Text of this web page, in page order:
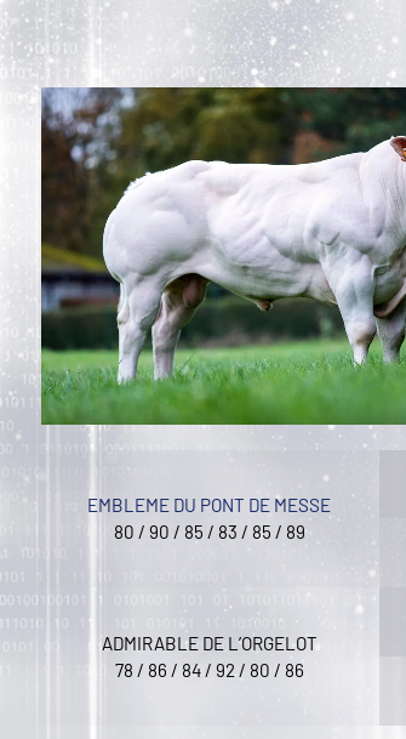
EMBLEME DU PONT DE MESSE
80 / 90 / 85 / 83 / 85 / 89
ADMIRABLE DE L’ORGELOT
78 / 86 / 84 / 92 / 80 / 86